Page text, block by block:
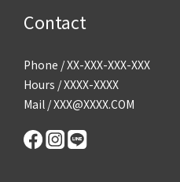
Contact
Phone / XX-XXX-XXX-XXX
Hours / XXXX-XXXX
Mail / XXX@XXXX.COM